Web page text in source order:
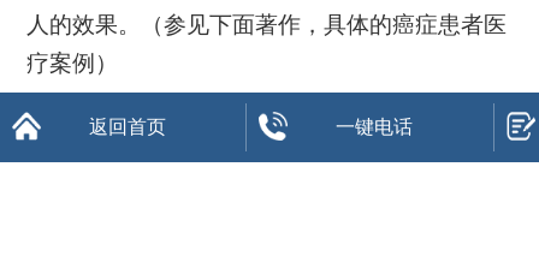
人的效果。（参见下面著作，具体的癌症患者医
疗案例）
《让癌细胞消失的水-低氘水》
返回首页 一键电话